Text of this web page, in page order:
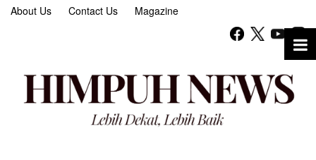
About Us Contact Us Magazine